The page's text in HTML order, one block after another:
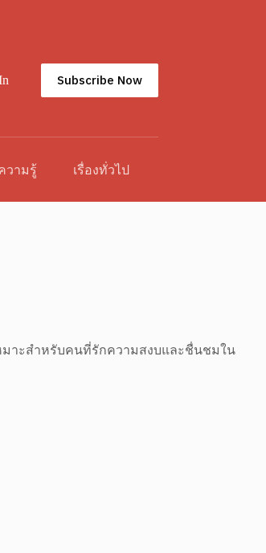
Subscribe Now
วามรู้ เรื่องทั่วไป
มาะสำหรับคนที่รักความสงบและชื่นชมใน